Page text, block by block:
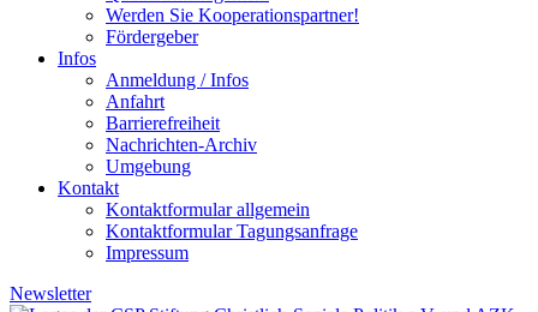
Werden Sie Kooperationspartner!
Fördergeber
Infos
Anmeldung / Infos
Anfahrt
Barrierefreiheit
Nachrichten-Archiv
Umgebung
Kontakt
Kontaktformular allgemein
Kontaktformular Tagungsanfrage
Impressum
Newsletter